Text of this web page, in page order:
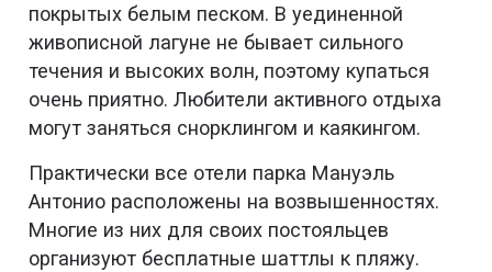
покрытых белым песком. В уединенной
живописной лагуне не бывает сильного
течения и высоких волн, поэтому купаться
очень приятно. Любители активного отдыха
могут заняться снорклингом и каякингом.
Практически все отели парка Мануэль
Антонио расположены на возвышенностях.
Многие из них для своих постояльцев
организуют бесплатные шаттлы к пляжу.